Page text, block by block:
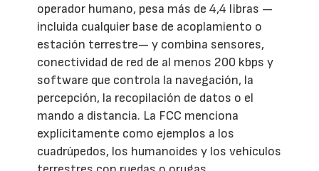
operador humano, pesa más de 4,4 libras —
incluida cualquier base de acoplamiento o
estación terrestre— y combina sensores,
conectividad de red de al menos 200 kbps y
software que controla la navegación, la
percepción, la recopilación de datos o el
mando a distancia. La FCC menciona
explícitamente como ejemplos a los
cuadrúpedos, los humanoides y los vehículos